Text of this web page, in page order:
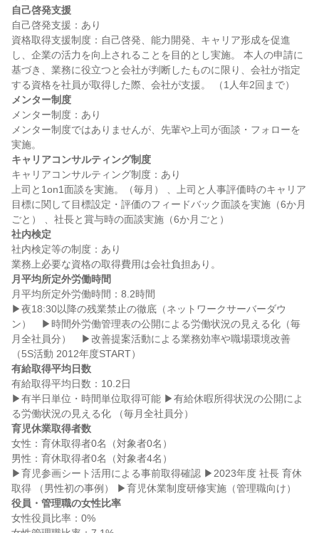
自己啓発支援
自己啓発支援：あり
資格取得支援制度：自己啓発、能力開発、キャリア形成を促進
し、企業の活力を向上されることを目的とし実施。 本人の申請に
基づき、業務に役立つと会社が判断したものに限り、会社が指定
メンター制度
メンター制度：あり
メンター制度ではありませんが、先輩や上司が面談・フォローを
キャリアコンサルティング制度
キャリアコンサルティング制度：あり
上司と1on1面談を実施。（毎月） 、上司と人事評価時のキャリア
目標に関して目標設定・評価のフィードバック面談を実施（6か月
社内検定
社内検定等の制度：あり
月平均所定外労働時間
月平均所定外労働時間：8.2時間
▶夜18:30以降の残業禁止の徹底（ネットワークサーバーダウ
ン）　▶時間外労働管理表の公開による労働状況の見える化（毎
月全社員分）　▶改善提案活動による業務効率や職場環境改善
有給取得平均日数
有給取得平均日数：10.2日
▶有半日単位・時間単位取得可能 ▶有給休暇所得状況の公開によ
育児休業取得者数
女性：育休取得者0名（対象者0名）
男性：育休取得者0名（対象者4名）
▶育児参画シート活用による事前取得確認 ▶2023年度 社長 育休
役員・管理職の女性比率
女性役員比率：0%